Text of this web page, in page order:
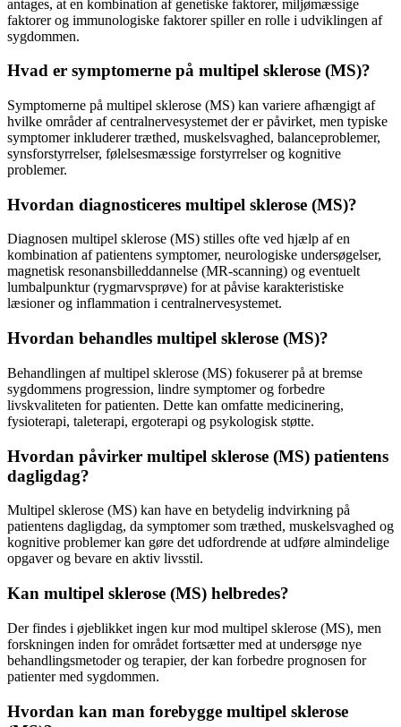
antages, at en kombination af genetiske faktorer, miljømæssige
faktorer og immunologiske faktorer spiller en rolle i udviklingen af
sygdommen.
Hvad er symptomerne på multipel sklerose (MS)?
Symptomerne på multipel sklerose (MS) kan variere afhængigt af
hvilke områder af centralnervesystemet der er påvirket, men typiske
symptomer inkluderer træthed, muskelsvaghed, balanceproblemer,
synsforstyrrelser, følelsesmæssige forstyrrelser og kognitive
problemer.
Hvordan diagnosticeres multipel sklerose (MS)?
Diagnosen multipel sklerose (MS) stilles ofte ved hjælp af en
kombination af patientens symptomer, neurologiske undersøgelser,
magnetisk resonansbilleddannelse (MR-scanning) og eventuelt
lumbalpunktur (rygmarvsprøve) for at påvise karakteristiske
læsioner og inflammation i centralnervesystemet.
Hvordan behandles multipel sklerose (MS)?
Behandlingen af multipel sklerose (MS) fokuserer på at bremse
sygdommens progression, lindre symptomer og forbedre
livskvaliteten for patienten. Dette kan omfatte medicinering,
fysioterapi, taleterapi, ergoterapi og psykologisk støtte.
Hvordan påvirker multipel sklerose (MS) patientens
dagligdag?
Multipel sklerose (MS) kan have en betydelig indvirkning på
patientens dagligdag, da symptomer som træthed, muskelsvaghed og
kognitive problemer kan gøre det udfordrende at udføre almindelige
opgaver og bevare en aktiv livsstil.
Kan multipel sklerose (MS) helbredes?
Der findes i øjeblikket ingen kur mod multipel sklerose (MS), men
forskningen inden for området fortsætter med at undersøge nye
behandlingsmetoder og terapier, der kan forbedre prognosen for
patienter med sygdommen.
Hvordan kan man forebygge multipel sklerose